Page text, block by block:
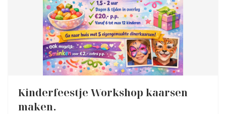
Kinderfeestje Workshop kaarsen
maken.